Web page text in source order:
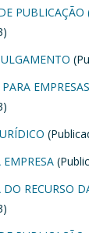
PUBLICAÇÃO
EMPRESAS
DO RECURSO